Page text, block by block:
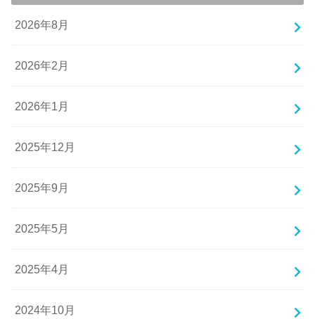
2026年8月
2026年2月
2026年1月
2025年12月
2025年9月
2025年5月
2025年4月
2024年10月